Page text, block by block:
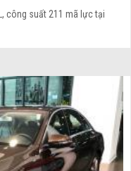
công suất 211 mã lực tại